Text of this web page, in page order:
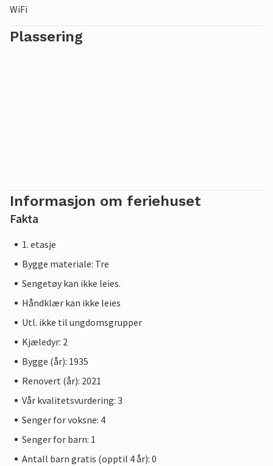
WiFi
Plassering
Informasjon om feriehuset
Fakta
1. etasje
Bygge materiale: Tre
Sengetøy kan ikke leies.
Håndklær kan ikke leies
Utl. ikke til ungdomsgrupper
Kjæledyr: 2
Bygge (år): 1935
Renovert (år): 2021
Vår kvalitetsvurdering: 3
Senger for voksne: 4
Senger for barn: 1
Antall barn gratis (opptil 4 år): 0